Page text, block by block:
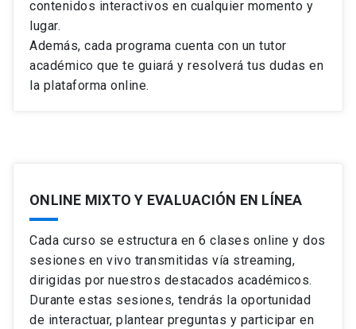
campaña.
Campañas deinfluencers.
Campañas dereferral marketing.
Crecer aceleradamente con
Estrategias de precios para productos nuevos.
Estrategias para ajustes de precios.
Ver ficha del curso
Precio y plaza
Fijación de precios.
Modificación de precios.
Iniciación y respuesta ante cambios en los precios.
Comunicación en el marketing.
Promociones de ventas.
Fuerza de venta.
Marketing directo, redes
sociales,
influencers product placement.
WhatsApp.
Influenciadores, manejo de crisis en
redes sociales y social listening
Analítica y KPIS para medir el éxito en
redes sociales
Segmentación: Como hacerlo de manera
eficiente.
Métricas más relevantes en Redes Sociales.
¿Cuáles son?
contenidos interactivos en cualquier momento y
lugar.
Además, cada programa cuenta con un tutor
académico que te guiará y resolverá tus dudas en
la plataforma online.
ONLINE MIXTO Y EVALUACIÓN EN LÍNEA
Cada curso se estructura en 6 clases online y dos
sesiones en vivo transmitidas vía streaming,
dirigidas por nuestros destacados académicos.
Durante estas sesiones, tendrás la oportunidad
de interactuar, plantear preguntas y participar en